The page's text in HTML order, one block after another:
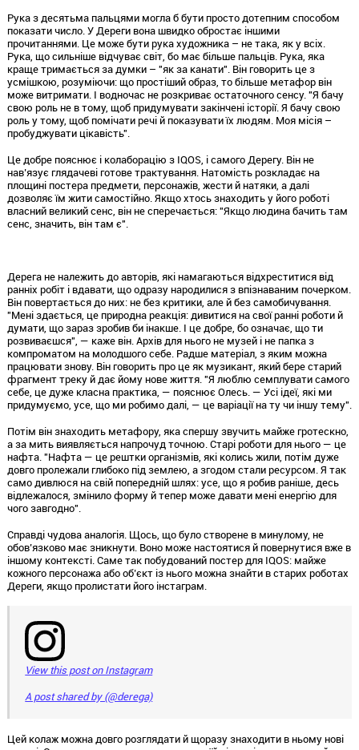
Рука з десятьма пальцями могла б бути просто дотепним способом
показати число. У Дереги вона швидко обростає іншими
прочитаннями. Це може бути рука художника – не така, як у всіх.
Рука, що сильніше відчуває світ, бо має більше пальців. Рука, яка
краще тримається за думки – "як за канати". Він говорить це з
усмішкою, розуміючи: що простіший образ, то більше метафор він
може витримати. І водночас не розкриває остаточного сенсу. "Я бачу
свою роль не в тому, щоб придумувати закінчені історії. Я бачу свою
роль у тому, щоб помічати речі й показувати їх людям. Моя місія –
пробуджувати цікавість".
Це добре пояснює і колаборацію з IQOS, і самого Дерегу. Він не
нав’язує глядачеві готове трактування. Натомість розкладає на
площині постера предмети, персонажів, жести й натяки, а далі
дозволяє їм жити самостійно. Якщо хтось знаходить у його роботі
власний великий сенс, він не сперечається: "Якщо людина бачить там
сенс, значить, він там є".
Дерега не належить до авторів, які намагаються відхреститися від
ранніх робіт і вдавати, що одразу народилися з впізнаваним почерком.
Він повертається до них: не без критики, але й без самобичування.
"Мені здається, це природна реакція: дивитися на свої ранні роботи й
думати, що зараз зробив би інакше. І це добре, бо означає, що ти
розвиваєшся", — каже він. Архів для нього не музей і не папка з
компроматом на молодшого себе. Радше матеріал, з яким можна
працювати знову. Він говорить про це як музикант, який бере старий
фрагмент треку й дає йому нове життя. "Я люблю семплувати самого
себе, це дуже класна практика, — пояснює Олесь. — Усі ідеї, які ми
придумуємо, усе, що ми робимо далі, — це варіації на ту чи іншу тему".
Потім він знаходить метафору, яка спершу звучить майже гротескно,
а за мить виявляється напрочуд точною. Старі роботи для нього — це
нафта. "Нафта — це рештки організмів, які колись жили, потім дуже
довго пролежали глибоко під землею, а згодом стали ресурсом. Я так
само дивлюся на свій попередній шлях: усе, що я робив раніше, десь
відлежалося, змінило форму й тепер може давати мені енергію для
чого завгодно".
Справді чудова аналогія. Щось, що було створене в минулому, не
обов’язково має зникнути. Воно може настоятися й повернутися вже в
іншому контексті. Саме так побудований постер для IQOS: майже
кожного персонажа або об’єкт із нього можна знайти в старих роботах
Дереги, якщо пролистати його інстаграм.
View this post on Instagram
A post shared by (@derega)
Цей колаж можна довго розглядати й щоразу знаходити в ньому нові